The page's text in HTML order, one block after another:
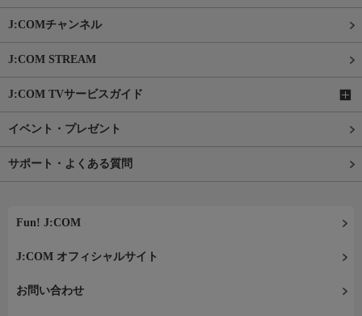
J:COMチャンネル
J:COM STREAM
J:COM TVサービスガイド
イベント・プレゼント
サポート・よくある質問
Fun! J:COM
J:COM オフィシャルサイト
お問い合わせ